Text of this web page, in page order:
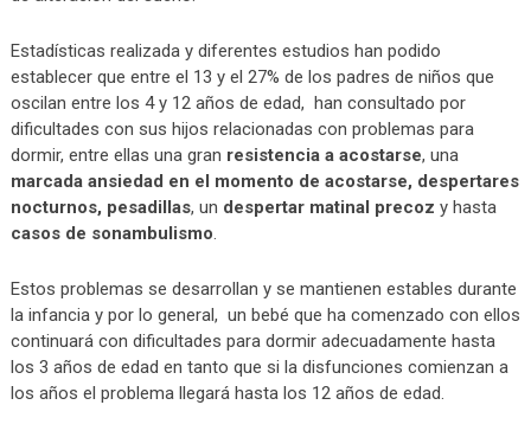
Estadísticas realizada y diferentes estudios han podido
establecer que entre el 13 y el 27% de los padres de niños que
oscilan entre los 4 y 12 años de edad, han consultado por
dificultades con sus hijos relacionadas con problemas para
dormir, entre ellas una gran resistencia a acostarse, una
marcada ansiedad en el momento de acostarse, despertares
nocturnos, pesadillas, un despertar matinal precoz y hasta
casos de sonambulismo.
Estos problemas se desarrollan y se mantienen estables durante
la infancia y por lo general, un bebé que ha comenzado con ellos
continuará con dificultades para dormir adecuadamente hasta
los 3 años de edad en tanto que si la disfunciones comienzan a
los años el problema llegará hasta los 12 años de edad.